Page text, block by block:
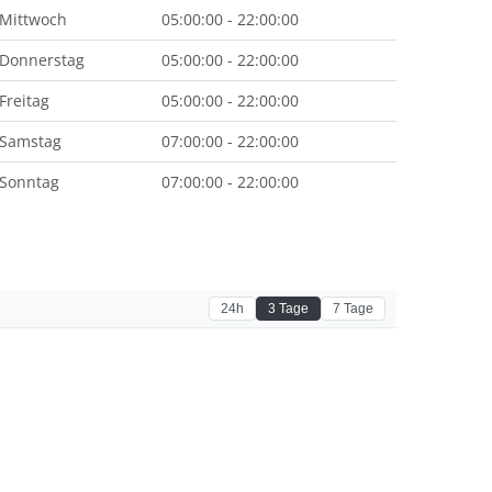
Mittwoch
05:00:00 - 22:00:00
Donnerstag
05:00:00 - 22:00:00
Freitag
05:00:00 - 22:00:00
Samstag
07:00:00 - 22:00:00
Sonntag
07:00:00 - 22:00:00